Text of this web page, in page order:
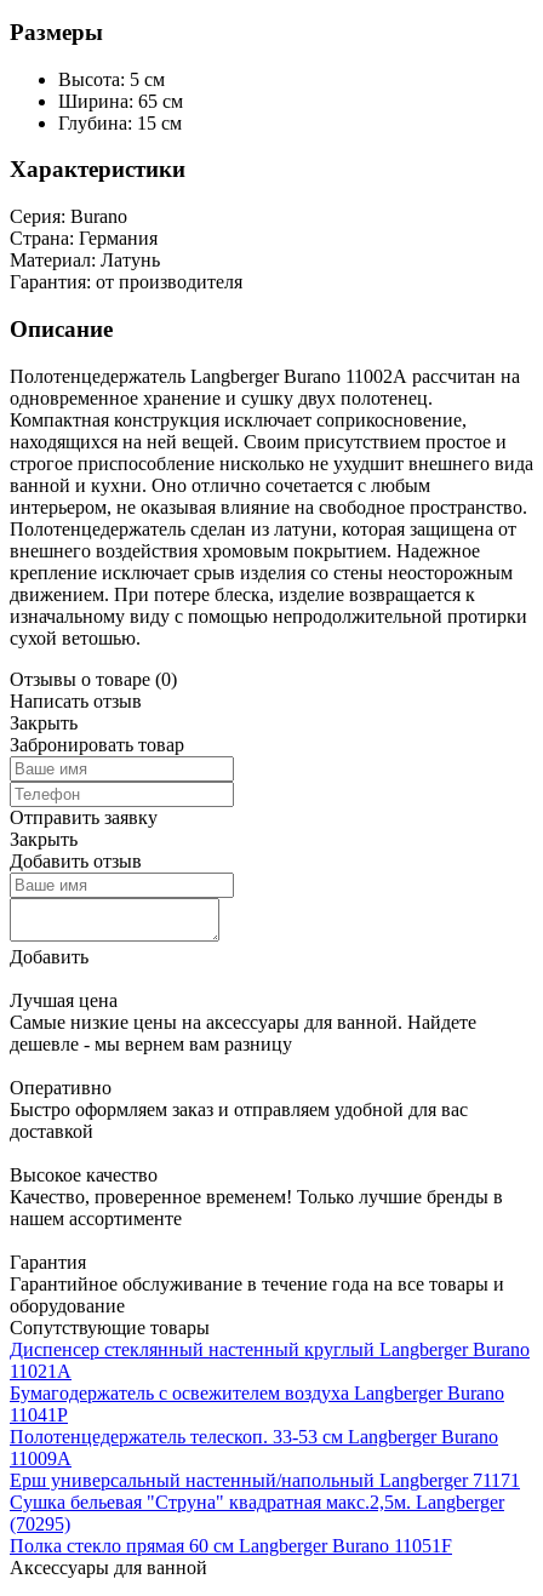
Размеры
Высота: 5 см
Ширина: 65 см
Глубина: 15 см
Характеристики
Серия: Burano
Страна: Германия
Материал: Латунь
Гарантия: от производителя
Описание
Полотенцедержатель Langberger Burano 11002А рассчитан на
одновременное хранение и сушку двух полотенец.
Компактная конструкция исключает соприкосновение,
находящихся на ней вещей. Своим присутствием простое и
строгое приспособление нисколько не ухудшит внешнего вида
ванной и кухни. Оно отлично сочетается с любым
интерьером, не оказывая влияние на свободное пространство.
Полотенцедержатель сделан из латуни, которая защищена от
внешнего воздействия хромовым покрытием. Надежное
крепление исключает срыв изделия со стены неосторожным
движением. При потере блеска, изделие возвращается к
изначальному виду с помощью непродолжительной протирки
сухой ветошью.
Отзывы о товаре (0)
Написать отзыв
Закрыть
Забронировать товар
Отправить заявку
Закрыть
Добавить отзыв
Добавить
Лучшая цена
Самые низкие цены на аксессуары для ванной. Найдете
дешевле - мы вернем вам разницу
Оперативно
Быстро оформляем заказ и отправляем удобной для вас
доставкой
Высокое качество
Качество, проверенное временем! Только лучшие бренды в
нашем ассортименте
Гарантия
Гарантийное обслуживание в течение года на все товары и
оборудование
Сопутствующие товары
Диспенсер стеклянный настенный круглый Langberger Burano
11021А
Бумагодержатель с освежителем воздуха Langberger Burano
11041Р
Полотенцедержатель телескоп. 33-53 см Langberger Burano
11009А
Ерш универсальный настенный/напольный Langberger 71171
Сушка бельевая "Струна" квадратная макс.2,5м. Langberger
(70295)
Полка стекло прямая 60 см Langberger Burano 11051F
Аксессуары для ванной